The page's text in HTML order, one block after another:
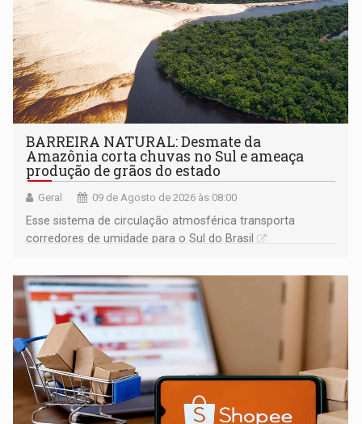
BARREIRA NATURAL: Desmate da
Amazônia corta chuvas no Sul e ameaça
produção de grãos do estado
Geral 09 de Agosto de 2026 às 08:00
Esse sistema de circulação atmosférica transporta
corredores de umidade para o Sul do Brasil